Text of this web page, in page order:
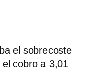
el sobrecoste
cobro a 3,01